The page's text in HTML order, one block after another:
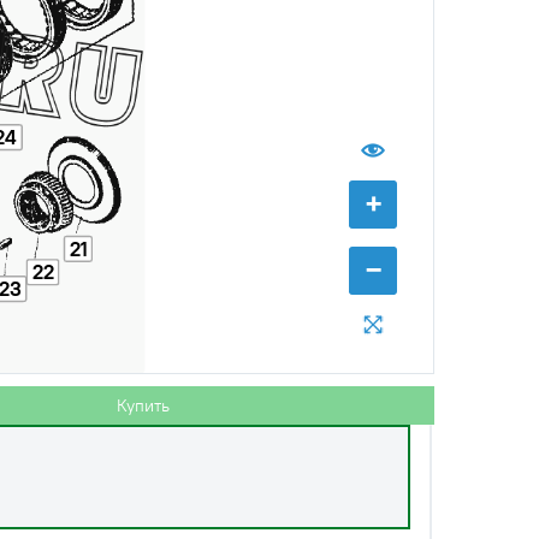
+
−
21
22
23
Купить
НДС
Купить
НДС
руб.
Купить
− + Купить